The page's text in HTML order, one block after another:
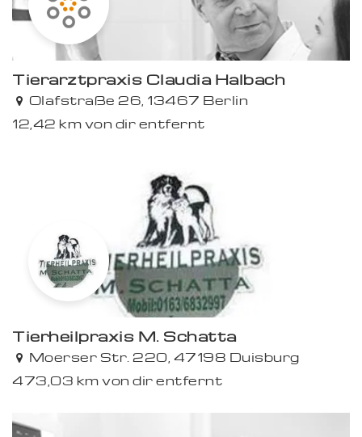
Premium
Tierarztpraxis Claudia Halbach
Olafstraße 26, 13467 Berlin
12,42 km von dir entfernt
Premium
Tierheilpraxis M. Schatta
Moerser Str. 220, 47198 Duisburg
473,03 km von dir entfernt